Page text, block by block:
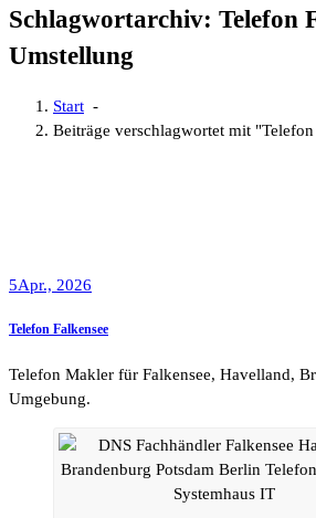
Schlagwortarchiv: Telefon
Umstellung
Start -
Beiträge verschlagwortet mit
5Apr., 2026
Telefon Falkensee
Telefon Makler für Falkensee, Havelland,
Umgebung.